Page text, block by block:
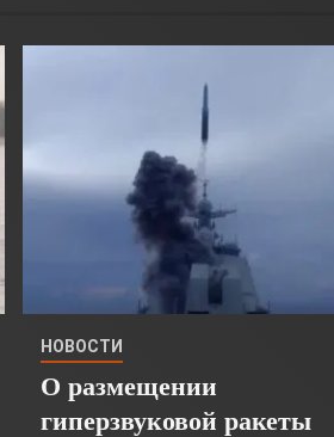
НОВОСТИ
О размещении
гиперзвуковой ракеты